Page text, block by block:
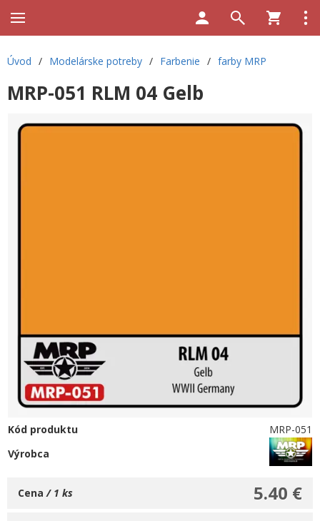
Úvod / Modelárske potreby / Farbenie / farby MRP
MRP-051 RLM 04 Gelb
Kód produktu
MRP-051
Výrobca
5.40 €
Cena / 1 ks